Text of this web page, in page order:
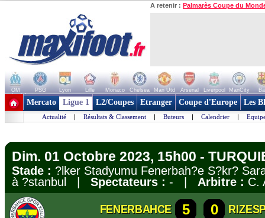
A retenir : Palmarès Coupe du
OM PSG Lyon Lille Monaco Chelsea Man Utd Arsenal Liverpool ManCity
+ de clubs
Mercato Ligue 1 L2/Coupes Etranger Coupe d'Europe Les
Actualité | Résultats & Classement | Buteurs | Calendrier |
Dim. 01 Octobre 2023, 15h00 -
Stade : ?lker Stadyumu Fenerbah?e S?kr?
à ?stanbul | Spectateurs : - | Arbitre : C.
FENERBAHCE 5 0